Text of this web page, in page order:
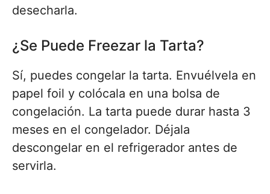
desecharla.
¿Se Puede Freezar la Tarta?
Sí, puedes congelar la tarta. Envuélvela en
papel foil y colócala en una bolsa de
congelación. La tarta puede durar hasta 3
meses en el congelador. Déjala
descongelar en el refrigerador antes de
servirla.